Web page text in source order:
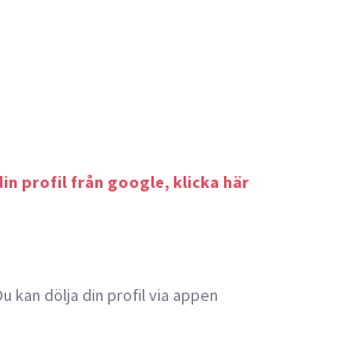
profil från google, klicka här
kan dölja din profil via appen